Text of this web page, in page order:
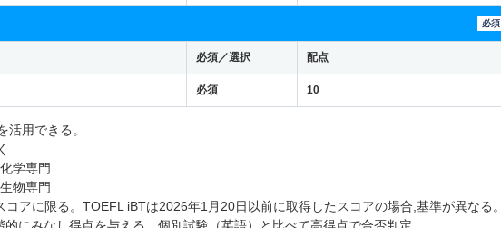
必須
必須／選択 配点
必須 10
用できる。
学専門
物専門
アに限る。TOEFL iBTは2026年1月20日以前に取得したスコアの場合,基準が異なる。
にみなし得点を与える。個別試験（英語）と比べて高得点で合否判定。